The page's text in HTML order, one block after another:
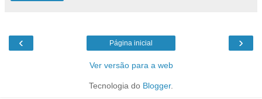
‹ ›
Página inicial
Ver versão para a web
Tecnologia do Blogger.